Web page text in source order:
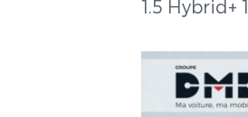
1.5 Hybrid+